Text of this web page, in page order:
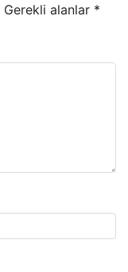
Gerekli alanlar *